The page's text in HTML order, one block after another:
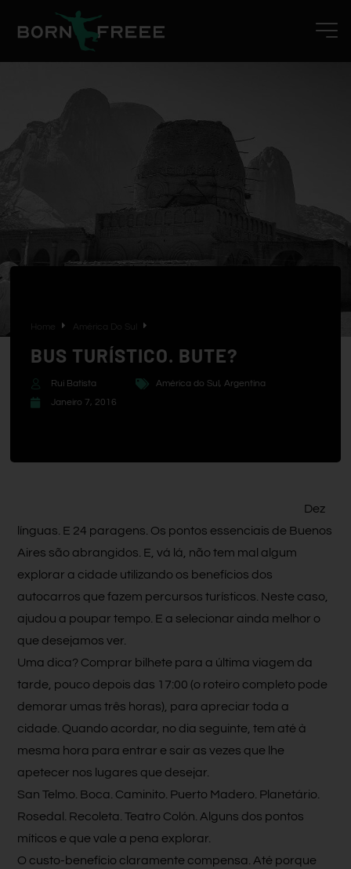
América Do Sul
BUS TURÍSTICO. BUTE?
Rui Batista América do Sul, Argentina
Janeiro 7, 2016
Dez
línguas. E 24 paragens. Os pontos essenciais de Buenos
Aires são abrangidos. E, vá lá, não tem mal algum
explorar a cidade utilizando os benefícios dos
autocarros que fazem percursos turísticos. Neste caso,
ajudou a poupar tempo. E a selecionar ainda melhor o
que desejamos ver.
Uma dica? Comprar bilhete para a última viagem da
tarde, pouco depois das 17:00 (o roteiro completo pode
demorar umas três horas), para apreciar toda a
cidade. Quando acordar, no dia seguinte, tem até à
mesma hora para entrar e sair as vezes que lhe
apetecer nos lugares que desejar.
San Telmo. Boca. Caminito. Puerto Madero. Planetário.
Rosedal. Recoleta. Teatro Colón. Alguns dos pontos
míticos e que vale a pena explorar.
O custo-benefício claramente compensa. Até porque